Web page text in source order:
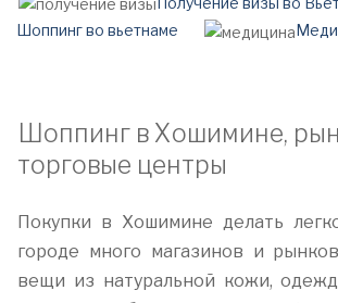
Шоппинг во вьетнаме
Шоппинг в Хошимине,
торговые центры
Покупки в Хошимине делать
городе много магазинов и
вещи из натуральной кожи,